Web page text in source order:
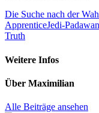
Die Suche nach der
ApprenticeJedi-Padawan
Truth
Weitere Infos
Über Maximilian
Alle Beiträge ansehen